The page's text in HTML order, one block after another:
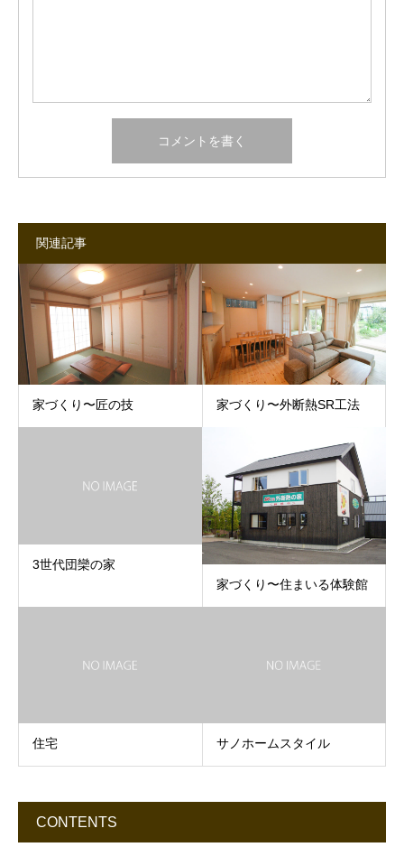
関連記事
家づくり〜匠の技 家づくり〜外断熱SR工法
3世代団欒の家
家づくり〜住まいる体験館
住宅 サノホームスタイル
CONTENTS